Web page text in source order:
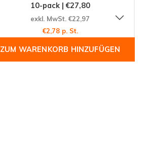
10-pack | €27,80
exkl. MwSt. €22,97
€2,78 p. St.
ZUM WARENKORB HINZUFÜGEN